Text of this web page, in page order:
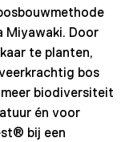
Miyawaki. Door
te planten,
bos
biodiversiteit
én voor
bij een